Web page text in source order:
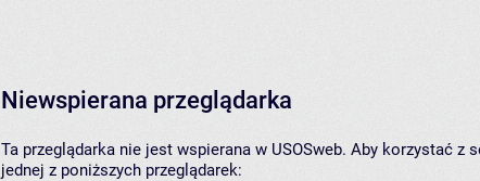
Niewspierana przeglądarka
Ta przeglądarka nie jest wspierana w USOSweb. Aby korzystać z
jednej z poniższych przeglądarek: